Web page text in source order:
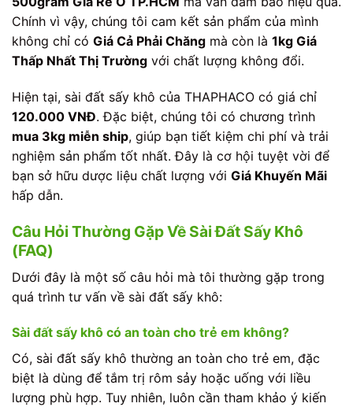
Chính vì vậy, chúng tôi cam kết sản phẩm của mình
không chỉ có Giá Cả Phải Chăng mà còn là 1kg Giá
Thấp Nhất Thị Trường với chất lượng không đổi.
Hiện tại, sài đất sấy khô của THAPHACO có giá chỉ
120.000 VNĐ. Đặc biệt, chúng tôi có chương trình
mua 3kg miễn ship, giúp bạn tiết kiệm chi phí và trải
nghiệm sản phẩm tốt nhất. Đây là cơ hội tuyệt vời để
bạn sở hữu dược liệu chất lượng với Giá Khuyến Mãi
hấp dẫn.
Câu Hỏi Thường Gặp Về Sài Đất Sấy Khô
(FAQ)
Dưới đây là một số câu hỏi mà tôi thường gặp trong
quá trình tư vấn về sài đất sấy khô:
Sài đất sấy khô có an toàn cho trẻ em không?
Có, sài đất sấy khô thường an toàn cho trẻ em, đặc
biệt là dùng để tắm trị rôm sảy hoặc uống với liều
lượng phù hợp. Tuy nhiên, luôn cần tham khảo ý kiến